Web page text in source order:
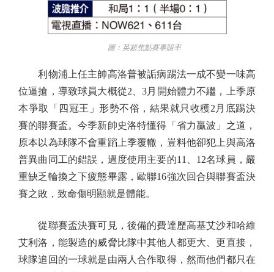
圖：英超焦點賽事賠率
利物浦上任主帥高洛普被詬病踢法一成不變一味高
位逼搶，導致球員大概從2、3月開始體力不繼，上季原
本爭取「四冠王」形勢不俗，結果就只收穫2月底踢決
賽的聯賽盃。今季新帥史洛特懂得「省力贏波」之道，
原本以為球隊不會重蹈上季覆轍，豈料他卻犯上與高洛
普異曲同工的錯誤，過度使用主要的11、12名球員，嚴
重缺乏輪換之下疲態畢露，歐聯16強次回合與聯賽盃決
賽之敗，致命傷明顯就是體能。
從聯賽盃決賽可見，後備的費達歷高基艾沙和哈維
艾利洛，能製造的威脅比隊中其他人都更大、更直接，
球隊追回的一球就是由兩人合作取得，然而他們都只在